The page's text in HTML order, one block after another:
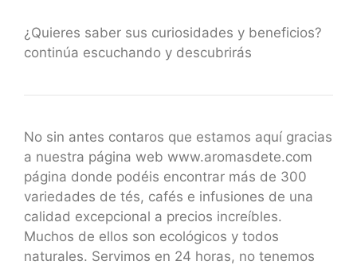
¿Quieres saber sus curiosidades y beneficios?
continúa escuchando y descubrirás
No sin antes contaros que estamos aquí gracias
a nuestra página web www.aromasdete.com
página donde podéis encontrar más de 300
variedades de tés, cafés e infusiones de una
calidad excepcional a precios increíbles.
Muchos de ellos son ecológicos y todos
naturales. Servimos en 24 horas, no tenemos